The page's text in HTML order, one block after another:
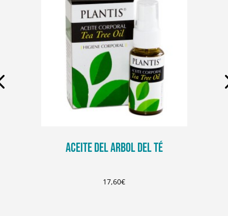
ACEITE DEL ARBOL DEL TÉ
17,60€